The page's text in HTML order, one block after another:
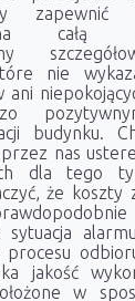
zapewnić
całą
nie
ani
budynku.
nas
dla tego
że koszty
jakość
w